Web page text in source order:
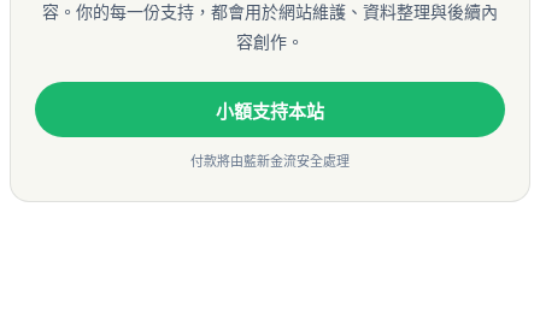
容。你的每一份支持，都會用於網站維護、資料整理與後續內
容創作。
小額支持本站
付款將由藍新金流安全處理